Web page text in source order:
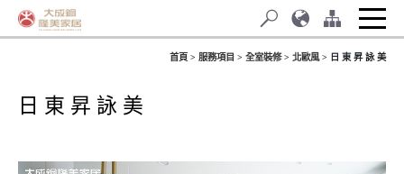
首頁 服務項目 全室裝修 北歐風 日 東 昇 詠 美
日 東 昇 詠 美